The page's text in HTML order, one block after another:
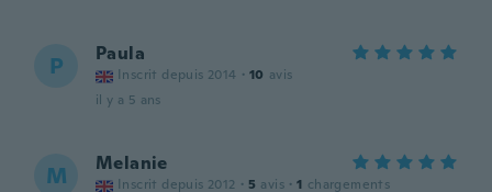
P Paula
Inscrit depuis 2014 · 10 avis
il y a 5 ans
M Melanie
Inscrit depuis 2012 · 5 avis · 1 chargements